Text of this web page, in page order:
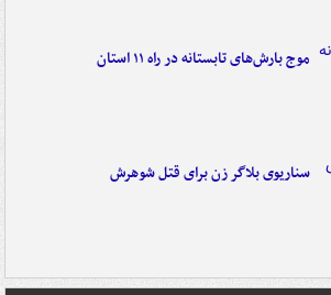
موج بارش‌های تابستانه در راه ۱۱ استان
سناریوی بلاگر زن برای قتل شوهرش